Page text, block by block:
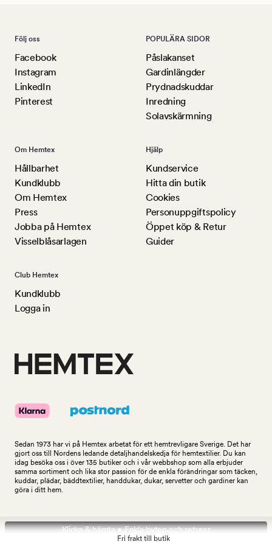
Fri frakt till butik
Följ oss
Facebook
Instagram
LinkedIn
Pinterest
POPULÄRA SIDOR
Påslakanset
Gardinlängder
Prydnadskuddar
Inredning
Solavskärmning
Om Hemtex
Hållbarhet
Kundklubb
Om Hemtex
Press
Jobba på Hemtex
Visselblåsarlagen
Hjälp
Kundservice
Hitta din butik
Cookies
Personuppgiftspolicy
Öppet köp & Retur
Guider
Club Hemtex
Kundklubb
Logga in
Sedan 1973 har vi på Hemtex arbetat för ett hemtrevligare Sverige. Det har
gjort oss till Nordens ledande detaljhandelskedja för hemtextilier. Du kan
idag besöka oss i över 135 butiker och i vår webbshop som alla erbjuder
samma sortiment och lika stor passion för de enkla förändringar som täcken,
kuddar, plädar, bäddtextilier, handdukar, dukar, servetter och gardiner kan
göra i ditt hem.
Klicka & hämta • Enkla byten och returer